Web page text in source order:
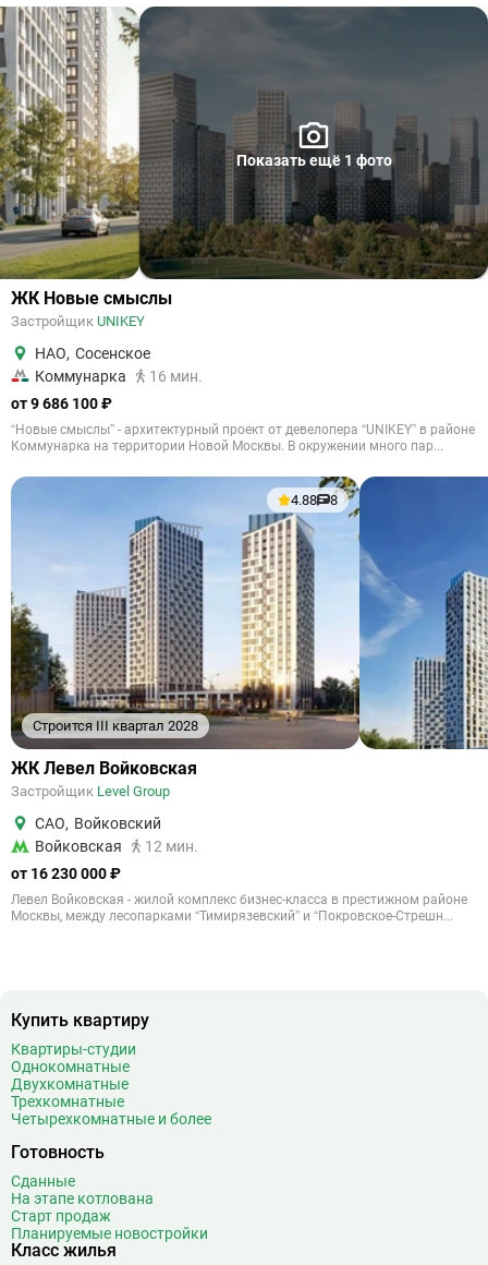
Показать ещё 1 фото
ЖК Новые смыслы
Застройщик UNIKEY
НАО, Сосенское
Коммунарка
16 мин.
от 9 686 100 ₽
“Новые смыслы” - архитектурный проект от девелопера “UNIKEY” в районе
Коммунарка на территории Новой Москвы. В окружении много пар...
Строится III квартал 2028
4.88 8
ЖК Левел Войковская
Застройщик Level Group
САО, Войковский
Войковская
12 мин.
от 16 230 000 ₽
Левел Войковская - жилой комплекс бизнес-класса в престижном районе
Москвы, между лесопарками “Тимирязевский” и “Покровское-Стрешн...
Купить квартиру
Квартиры-студии
Однокомнатные
Двухкомнатные
Трехкомнатные
Четырехкомнатные и более
Готовность
Сданные
На этапе котлована
Старт продаж
Планируемые новостройки
Класс жилья